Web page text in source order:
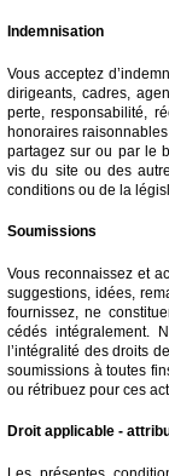
Indemnisation
Vous acceptez
dirigeants, cadres,
perte, responsabilité,
honoraires
partagez sur ou par le
vis du site ou des
conditions ou de la
Soumissions
Vous reconnaissez et
suggestions, idées,
fournissez, ne
cédés intégralement.
l’intégralité des droits
soumissions à toutes
ou rétribuez pour ces
Droit applicable -